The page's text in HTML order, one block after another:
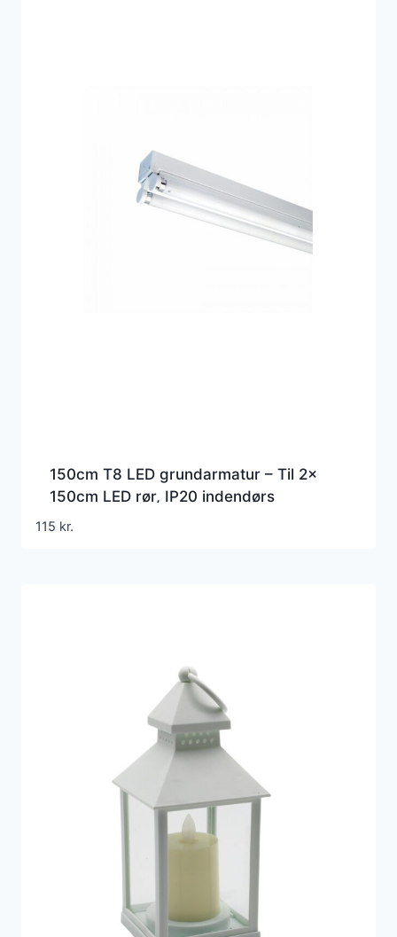
150cm T8 LED grundarmatur – Til 2x
150cm LED rør, IP20 indendørs
115 kr.